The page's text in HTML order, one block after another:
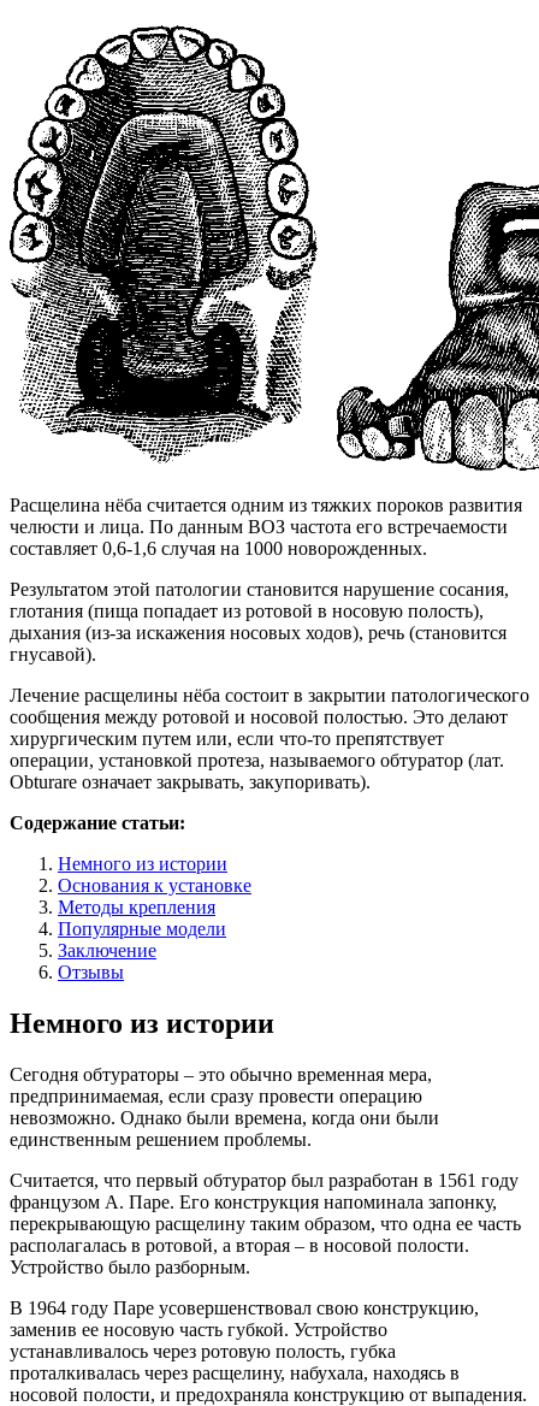
Расщелина нёба считается одним из тяжких пороков развития
челюсти и лица. По данным ВОЗ частота его встречаемости
составляет 0,6-1,6 случая на 1000 новорожденных.
Результатом этой патологии становится нарушение сосания,
глотания (пища попадает из ротовой в носовую полость),
дыхания (из-за искажения носовых ходов)­, речь (становится
гнусавой).
Лечение расщелины нёба состоит в закрытии патологического
сообщения между ротовой и носовой полостью. Это делают
хирургическим путем или, если что-то препятствует
операции, установкой протеза, называемого обтуратор (лат.
Obturare означает закрывать, закупоривать).
Содержание статьи:
Немного из истории
Основания к установке
Методы крепления
Популярные модели
Заключение
Отзывы
Немного из истории
Сегодня обтураторы – это обычно временная мера,
предпринимаемая, если сразу провести операцию
невозможно. Однако были времена, когда они были
единственным решением проблемы.
Считается, что первый обтуратор был разработан в 1561 году
французом А. Паре. Его конструкция напоминала запонку,
перекрывающую расщелину таким образом, что одна ее часть
располагалась в ротовой, а вторая – в носовой полости.
Устройство было разборным.
В 1964 году Паре усовершенствовал свою конструкцию,
заменив ее носовую часть губкой. Устройство
устанавливалось через ротовую полость, губка
проталкивалась через расщелину, набухала, находясь в
носовой полости, и предохраняла конструкцию от выпадения.